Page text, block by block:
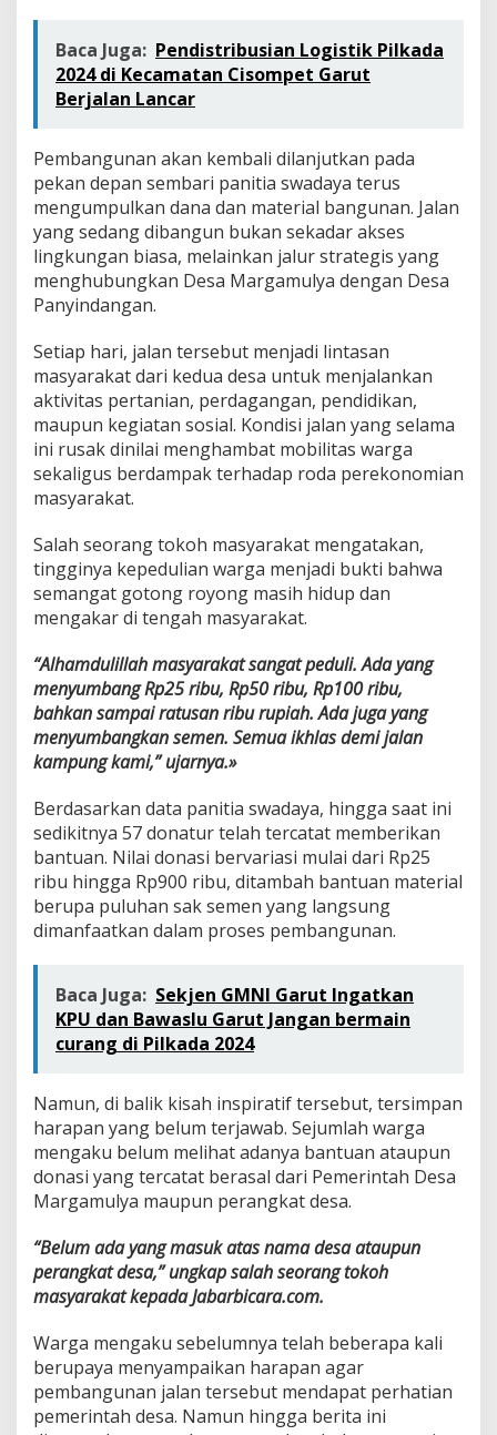
Baca Juga: Pendistribusian Logistik Pilkada
2024 di Kecamatan Cisompet Garut
Berjalan Lancar
Pembangunan akan kembali dilanjutkan pada
pekan depan sembari panitia swadaya terus
mengumpulkan dana dan material bangunan. Jalan
yang sedang dibangun bukan sekadar akses
lingkungan biasa, melainkan jalur strategis yang
menghubungkan Desa Margamulya dengan Desa
Panyindangan.
Setiap hari, jalan tersebut menjadi lintasan
masyarakat dari kedua desa untuk menjalankan
aktivitas pertanian, perdagangan, pendidikan,
maupun kegiatan sosial. Kondisi jalan yang selama
ini rusak dinilai menghambat mobilitas warga
sekaligus berdampak terhadap roda perekonomian
masyarakat.
Salah seorang tokoh masyarakat mengatakan,
tingginya kepedulian warga menjadi bukti bahwa
semangat gotong royong masih hidup dan
mengakar di tengah masyarakat.
“Alhamdulillah masyarakat sangat peduli. Ada yang
menyumbang Rp25 ribu, Rp50 ribu, Rp100 ribu,
bahkan sampai ratusan ribu rupiah. Ada juga yang
menyumbangkan semen. Semua ikhlas demi jalan
kampung kami,” ujarnya.»
Berdasarkan data panitia swadaya, hingga saat ini
sedikitnya 57 donatur telah tercatat memberikan
bantuan. Nilai donasi bervariasi mulai dari Rp25
ribu hingga Rp900 ribu, ditambah bantuan material
berupa puluhan sak semen yang langsung
dimanfaatkan dalam proses pembangunan.
Baca Juga: Sekjen GMNI Garut Ingatkan
KPU dan Bawaslu Garut Jangan bermain
curang di Pilkada 2024
Namun, di balik kisah inspiratif tersebut, tersimpan
harapan yang belum terjawab. Sejumlah warga
mengaku belum melihat adanya bantuan ataupun
donasi yang tercatat berasal dari Pemerintah Desa
Margamulya maupun perangkat desa.
“Belum ada yang masuk atas nama desa ataupun
perangkat desa,” ungkap salah seorang tokoh
masyarakat kepada Jabarbicara.com.
Warga mengaku sebelumnya telah beberapa kali
berupaya menyampaikan harapan agar
pembangunan jalan tersebut mendapat perhatian
pemerintah desa. Namun hingga berita ini